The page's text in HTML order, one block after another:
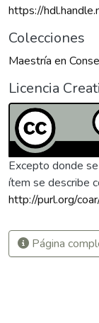
https://
Colecciones
Maestría en
Licencia
Excepto donde
ítem se describe
http://purl.org/
Página